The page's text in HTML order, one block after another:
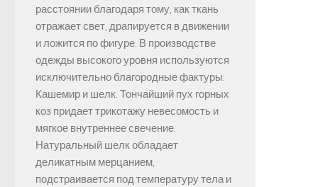
расстоянии благодаря тому, как ткань
отражает свет, драпируется в движении
и ложится по фигуре. В производстве
одежды высокого уровня используются
исключительно благородные фактуры:
Кашемир и шелк. Тончайший пух горных
коз придает трикотажу невесомость и
мягкое внутреннее свечение.
Натуральный шелк обладает
деликатным мерцанием,
подстраивается под температуру тела и